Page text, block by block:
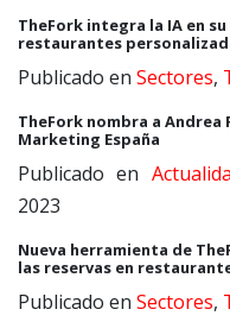
TheFork integra la IA en
restaurantes
Publicado en Sectores,
TheFork nombra a
Marketing España
Publicado en
2023
Nueva herramienta de
las reservas en
Publicado en Sectores,